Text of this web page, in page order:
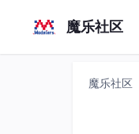
魔乐社区
魔乐社区